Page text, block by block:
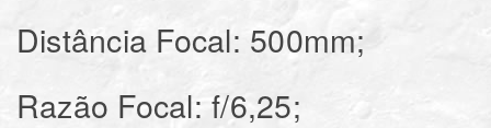
Distância Focal: 500mm;
Razão Focal: f/6,25;